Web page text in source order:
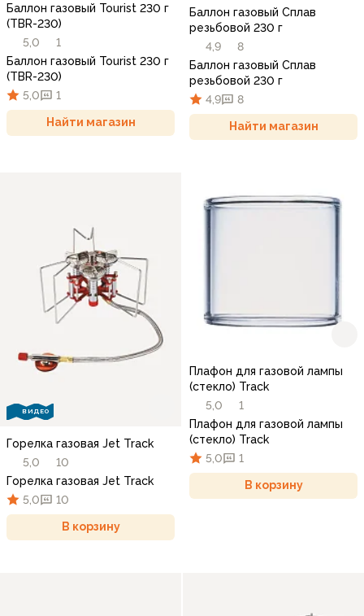
Баллон газовый Tourist 230 г
(TBR-230)
5,0
1
Баллон газовый Tourist 230 г
(TBR-230)
5,0
1
Найти магазин
Баллон газовый Сплав
резьбовой 230 г
4,9
8
Баллон газовый Сплав
резьбовой 230 г
4,9
8
Найти магазин
ВИДЕО
Горелка газовая Jet Track
5,0
10
Горелка газовая Jet Track
5,0
10
В корзину
Плафон для газовой лампы
(стекло) Track
5,0
1
Плафон для газовой лампы
(стекло) Track
5,0
1
В корзину